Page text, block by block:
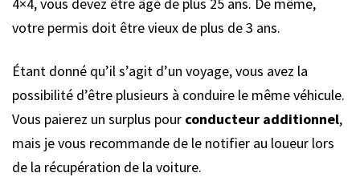
votre permis doit être vieux de plus de 3 ans.
Étant donné qu’il s’agit d’un voyage, vous avez la
possibilité d’être plusieurs à conduire le même véhicule.
Vous paierez un surplus pour conducteur additionnel,
mais je vous recommande de le notifier au loueur lors
de la récupération de la voiture.